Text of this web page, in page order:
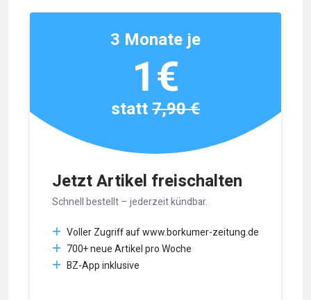
Jetzt Artikel freischalten
Schnell bestellt – jederzeit kündbar.
Voller Zugriff auf www.borkumer-zeitung.de
700+ neue Artikel pro Woche
BZ-App inklusive
3 Monate je
1€
statt7,90 €